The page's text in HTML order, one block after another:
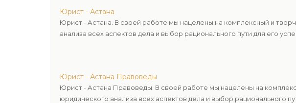
Юрист - Астана
Юрист - Астана. В своей работе мы нацелены на комплексный и
анализа всех аспектов дела и выбор рационального пути для его
Юрист - Астана Правоведы
Юрист - Астана Правоведы. В своей работе мы нацелены на
юридического анализа всех аспектов дела и выбор рационального